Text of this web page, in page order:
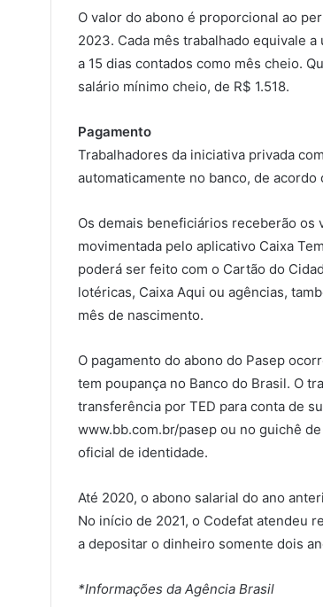
O valor do abono é proporcional ao
2023. Cada mês trabalhado equivale
a 15 dias contados como mês cheio.
salário mínimo cheio, de R$ 1.518.
Pagamento
Trabalhadores da iniciativa privada
automaticamente no banco, de
Os demais beneficiários receberão
movimentada pelo aplicativo Caixa
poderá ser feito com o Cartão do
lotéricas, Caixa Aqui ou agências,
mês de nascimento.
O pagamento do abono do Pasep
tem poupança no Banco do Brasil. O
transferência por TED para conta de
www.bb.com.br/pasep ou no guichê
oficial de identidade.
Até 2020, o abono salarial do ano
No início de 2021, o Codefat atendeu
a depositar o dinheiro somente dois
*Informações da Agência Brasil